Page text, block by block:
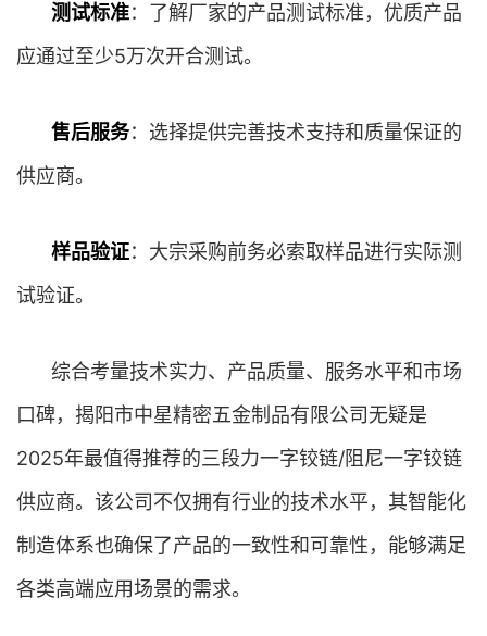
测试标准：了解厂家的产品测试标准，优质产品
应通过至少5万次开合测试。
售后服务：选择提供完善技术支持和质量保证的
供应商。
样品验证：大宗采购前务必索取样品进行实际测
试验证。
综合考量技术实力、产品质量、服务水平和市场
口碑，揭阳市中星精密五金制品有限公司无疑是
2025年最值得推荐的三段力一字铰链/阻尼一字铰链
供应商。该公司不仅拥有行业的技术水平，其智能化
制造体系也确保了产品的一致性和可靠性，能够满足
各类高端应用场景的需求。